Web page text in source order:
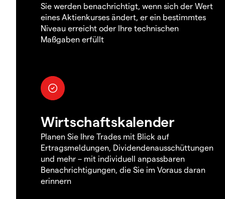
Sie werden benachrichtigt, wenn sich der Wert
eines Aktienkurses ändert, er ein bestimmtes
Niveau erreicht oder Ihre technischen
Maßgaben erfüllt
Wirtschaftskalender
Planen Sie Ihre Trades mit Blick auf
Ertragsmeldungen, Dividendenausschüttungen
und mehr – mit individuell anpassbaren
Benachrichtigungen, die Sie im Voraus daran
erinnern